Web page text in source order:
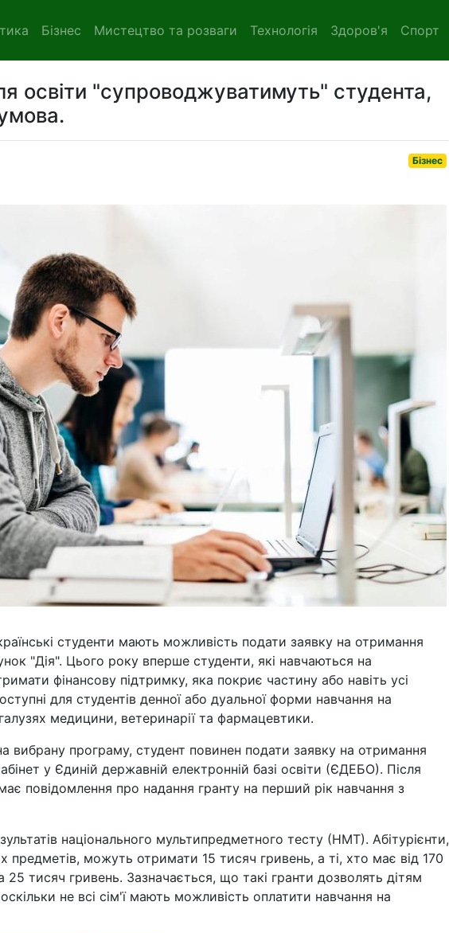
Бізнес Мистецтво та розваги Технологія Здоров'я Спорт
освіти "супроводжуватимуть" студента,
Бізнес
студенти мають можливість подати заявку на отримання
"Дія". Цього року вперше студенти, які навчаються на
фінансову підтримку, яка покриє частину або навіть усі
для студентів денної або дуальної форми навчання на
медицини, ветеринарії та фармацевтики.
вибрану програму, студент повинен подати заявку на отримання
у Єдиній державній електронній базі освіти (ЄДЕБО). Після
повідомлення про надання гранту на перший рік навчання з
національного мультипредметного тесту (НМТ). Абітурієнти,
предметів, можуть отримати 15 тисяч гривень, а ті, хто має від 170
тисяч гривень. Зазначається, що такі гранти дозволять дітям
не всі сім'ї мають можливість оплатити навчання на